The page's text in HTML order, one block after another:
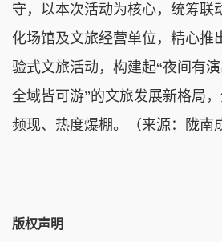
守，以本次活动为核心，统筹联
化场馆及文旅经营单位，精心推
验式文旅活动，构建起“夜间有演
全域皆可游”的文旅发展新格局
频现、热度爆棚。（来源：陇南
版权声明